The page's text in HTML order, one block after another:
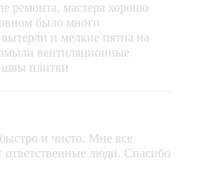
ремонта, мастера хорошо
было много
и мелкие пятна на
вентиляционные
швы плитки
и чисто. Мне все
ответственные люди. Спасибо